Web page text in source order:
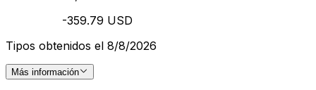
-359.79 USD
Tipos obtenidos el 8/8/2026
Más información